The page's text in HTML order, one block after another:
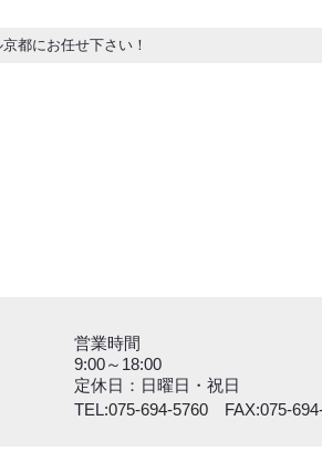
都にお任せ下さい！
営業時間
9:00～18:00
定休日：日曜日・祝日
TEL:075-694-5760 FAX:075-